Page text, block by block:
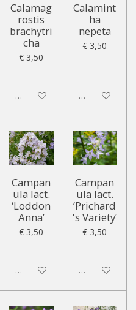
Calamag
rostis
brachytri
cha
€ 3,50
Uitgeschakeld
Calamint
ha
nepeta
€ 3,50
Uitgeschakeld
Campan
ula lact.
‘Loddon
Anna’
€ 3,50
Uitgeschakeld
Campan
ula lact.
‘Prichard
's Variety’
€ 3,50
Uitgeschakeld